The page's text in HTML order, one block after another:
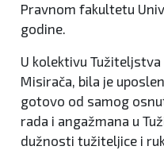
Pravnom fakultetu
godine.
U kolektivu
Misirača, bila je
gotovo od samog
rada i angažmana u
dužnosti tužiteljice i